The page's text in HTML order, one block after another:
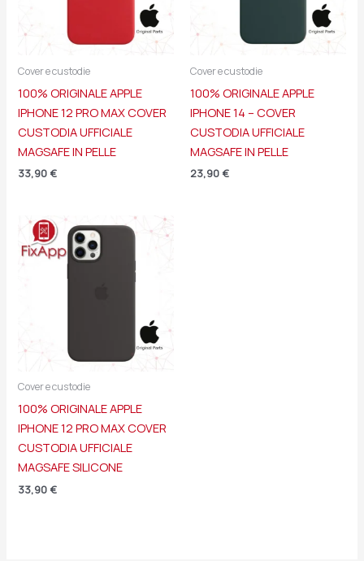
Cover e custodie
100% ORIGINALE APPLE
IPHONE 12 PRO MAX COVER
CUSTODIA UFFICIALE
MAGSAFE IN PELLE
33,90 €
Cover e custodie
100% ORIGINALE APPLE
IPHONE 14 – COVER
CUSTODIA UFFICIALE
MAGSAFE IN PELLE
23,90 €
Cover e custodie
100% ORIGINALE APPLE
IPHONE 12 PRO MAX COVER
CUSTODIA UFFICIALE
MAGSAFE SILICONE
33,90 €